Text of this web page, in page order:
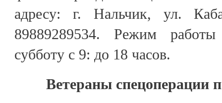
адресу: г. Нальчик, ул.
89889289534. Режим
субботу с 9: до 18 часов.
Ветераны